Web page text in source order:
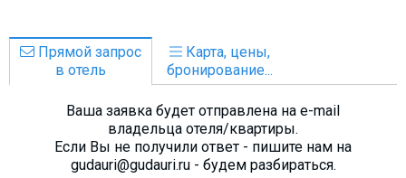
Прямой запрос
в отель
Карта, цены,
бронирование...
Ваша заявка будет отправлена на e-mail
владельца отеля/квартиры.
Если Вы не получили ответ - пишите нам на
gudauri@gudauri.ru - будем разбираться.